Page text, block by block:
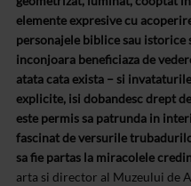
elemente expresive cu
personajele biblice sau istorice
inconjoara beneficiaza de
atata cata exista – si
explicite, isi dobandesc drept
este permis sa patrunda in
fascinat de versurile
sa fie partas la miracolele
arta si director al Muzeului de